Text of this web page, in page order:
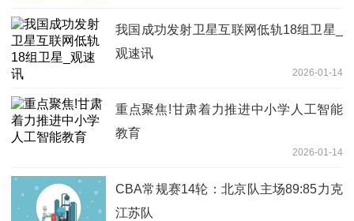
我国成功发射卫星互联网低轨18组卫星_
观速讯
2026-01-14
重点聚焦!甘肃着力推进中小学人工智能
教育
2026-01-14
CBA常规赛14轮：北京队主场89:85力克
江苏队